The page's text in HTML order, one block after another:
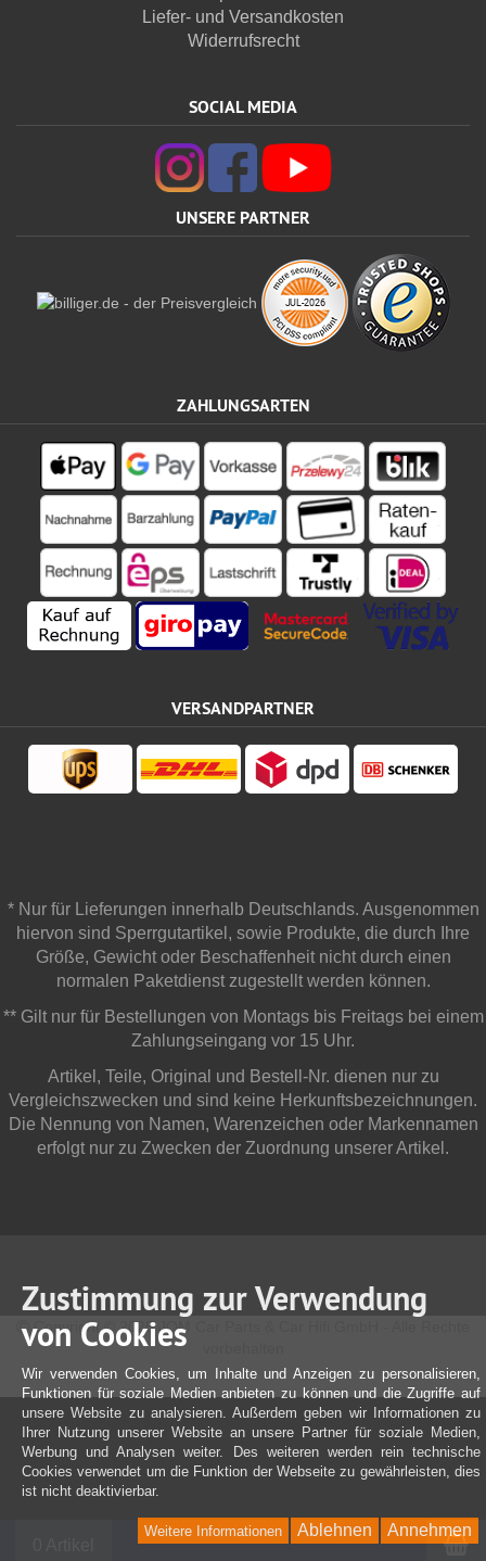
Liefer- und Versandkosten
Widerrufsrecht
SOCIAL MEDIA
UNSERE PARTNER
ZAHLUNGSARTEN
VERSANDPARTNER
* Nur für Lieferungen innerhalb Deutschlands. Ausgenommen
hiervon sind Sperrgutartikel, sowie Produkte, die durch Ihre
Größe, Gewicht oder Beschaffenheit nicht durch einen
normalen Paketdienst zugestellt werden können.
** Gilt nur für Bestellungen von Montags bis Freitags bei einem
Zahlungseingang vor 15 Uhr.
Artikel, Teile, Original und Bestell-Nr. dienen nur zu
Vergleichszwecken und sind keine Herkunftsbezeichnungen.
Die Nennung von Namen, Warenzeichen oder Markennamen
erfolgt nur zu Zwecken der Zuordnung unserer Artikel.
Copyright © 2025 JOM Car Parts & Car Hifi GmbH - Alle Rechte
Zustimmung zur Verwendung
von Cookies
Wir verwenden Cookies, um Inhalte und Anzeigen zu personalisieren,
Funktionen für soziale Medien anbieten zu können und die Zugriffe auf
unsere Website zu analysieren. Außerdem geben wir Informationen zu
Ihrer Nutzung unserer Website an unsere Partner für soziale Medien,
Werbung und Analysen weiter. Des weiteren werden rein technische
Cookies verwendet um die Funktion der Webseite zu gewährleisten, dies
ist nicht deaktivierbar.
Annehmen
Ablehnen
Weitere Informationen